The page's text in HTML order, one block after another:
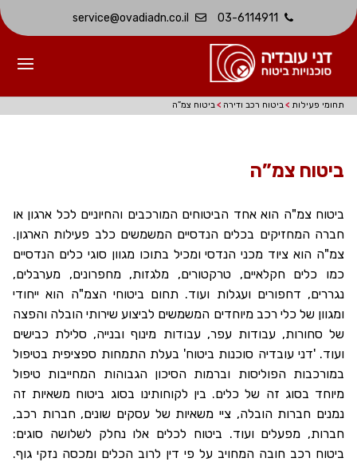
תחומי פעילות >ביטוח רכב ודירה >ביטוח צמ”ה
ביטוח צמ”ה
ביטוח צמ"ה הוא אחד הביטוחים המורכבים והחיוניים לכל ארגון או
חברה המחזיקים בכלים הנדסיים המשמשים כלב פעילות הארגון.
צמ"ה הוא ציוד מכני הנדסי ומכיל בתוכו מגוון סוגי כלים הנדסיים
כמו כלים חקלאיים, טרקטורים, מלגזות, מחפרונים, מערבלים,
נגררים, דחפורים ועגלות ועוד. תחום ביטוחי הצמ"ה הוא ייחודי
ומגוון של כלי רכב מיוחדים המשמשים לביצוע שירותי הובלה והפצה
של סחורות, עבודות עפר, עבודות מינוף ובנייה, סלילת כבישים
ועוד. 'דני עובדיה סוכנות ביטוח' בעלת התמחות ספציפית בטיפול
במורכבות הפוליסות וברמות הסיכון הגבוהות המחייבות טיפול
מיוחד בסוג זה של כלים. בין לקוחותינו בסוג ביטוח משאיות זה
נמנים חברות הובלה, ציי משאיות של עסקים שונים, חברות רכב,
חברות, מפעלים ועוד. ביטוח לכלים אלו נחלק לשלושה סוגים:
ביטוח רכב חובה המחויב על פי דין לרוב הכלים ומכסה נזקי גוף.